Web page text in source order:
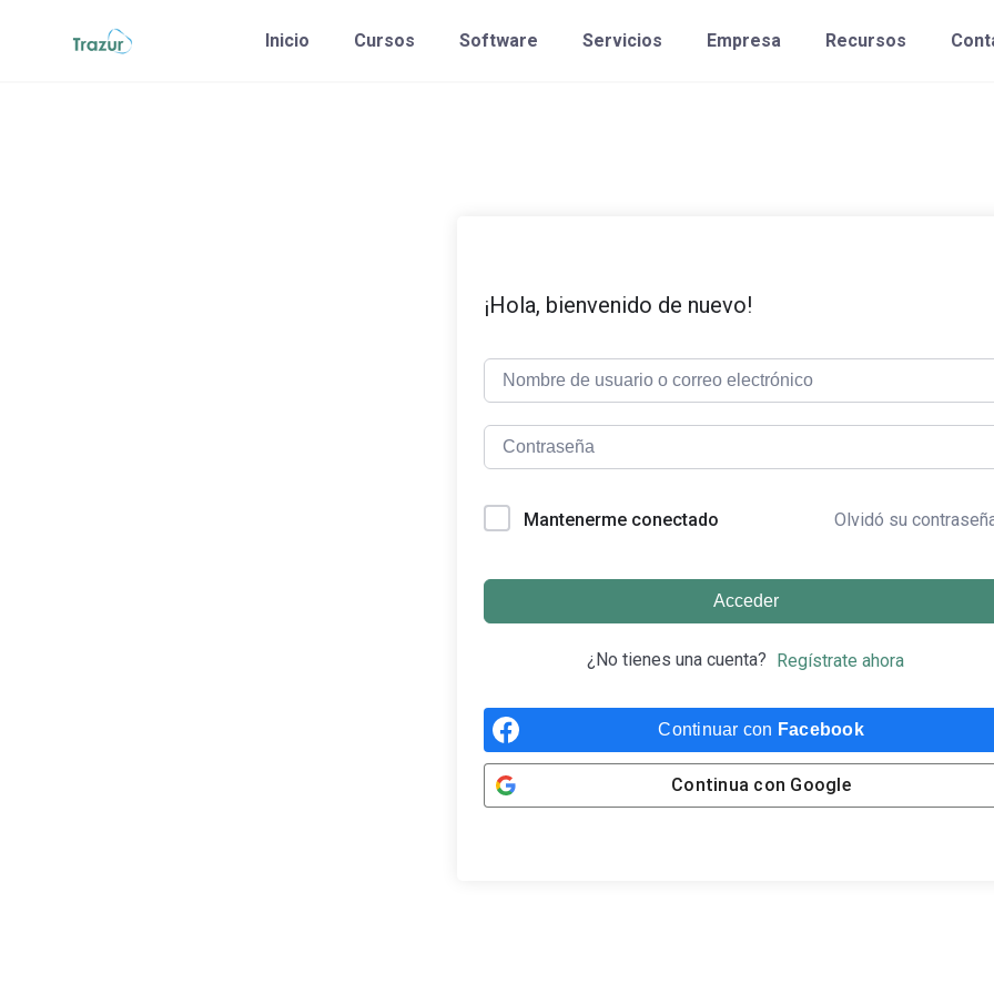
Inicio Cursos Software Servicios Empresa Recursos
¡Hola, bienvenido de nuevo!
Mantenerme conectado Olvidó su
Acceder
¿No tienes una cuenta? Regístrate ahora
Continuar con Facebook
Continua con Google